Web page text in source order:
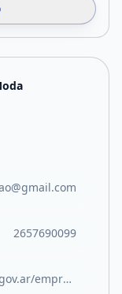
2657690099
https://compre.sanluis.gov.ar/empresa/karina-cajeao-estetica-y-moda